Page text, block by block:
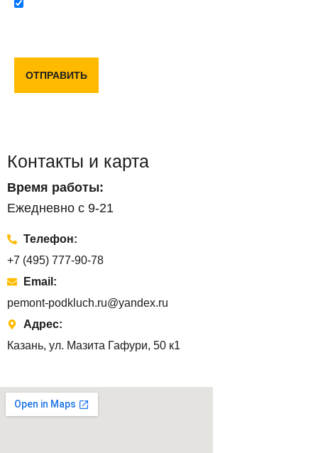
ОТПРАВИТЬ
Контакты и карта
Время работы:
Ежедневно с 9-21
Телефон:
+7 (495) 777-90-78
Email:
pemont-podkluch.ru@yandex.ru
Адрес:
Казань, ул. Мазита Гафури, 50 к1